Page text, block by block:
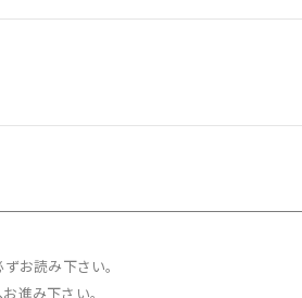
お読み下さい。
進み下さい。